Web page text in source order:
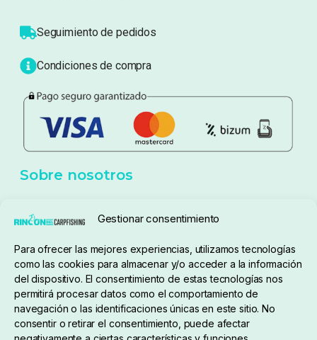
Gestionar consentimiento
Para ofrecer las mejores experiencias, utilizamos tecnologías
como las cookies para almacenar y/o acceder a la información
del dispositivo. El consentimiento de estas tecnologías nos
permitirá procesar datos como el comportamiento de
navegación o las identificaciones únicas en este sitio. No
consentir o retirar el consentimiento, puede afectar
Seguimiento de pedidos
Condiciones de compra
Sobre nosotros
pedidos@elrincondelcarpfishing.com
910 824 923
Lunes a Viernes de 10:00 a 14:00 horas y 17:00 a